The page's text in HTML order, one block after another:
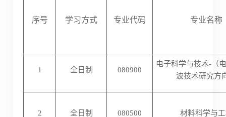
序号 学习方式 专业代码 专业名称
1 全日制 080900
电子科学与技术-（
波技术研究方
2 全日制 080500 材料科学与